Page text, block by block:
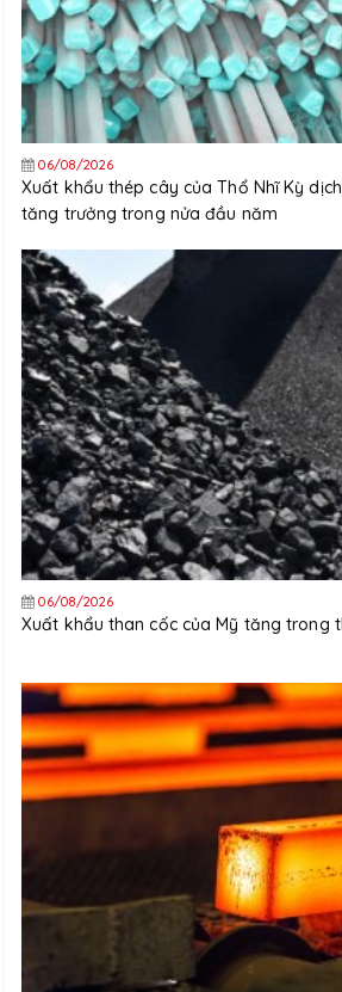
06/08/2026
Xuất khẩu thép cây của Thổ Nhĩ Kỳ
tăng trưởng trong nửa đầu năm
06/08/2026
Xuất khẩu than cốc của Mỹ tăng trong